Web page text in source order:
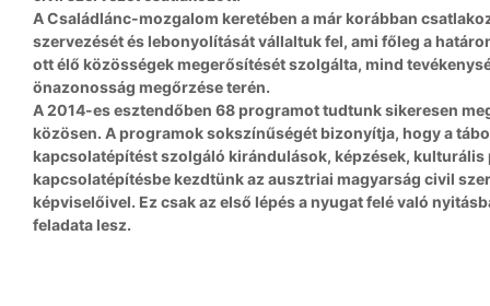
A Családlánc-mozgalom keretében a már korábban
szervezését és lebonyolítását vállaltuk fel, ami főleg a
ott élő közösségek megerősítését szolgálta, mind
önazonosság megőrzése terén.
A 2014-es esztendőben 68 programot tudtunk sikeresen
közösen. A programok sokszínűségét bizonyítja, hogy a
kapcsolatépítést szolgáló kirándulások, képzések,
kapcsolatépítésbe kezdtünk az ausztriai magyarság civil
képviselőivel. Ez csak az első lépés a nyugat felé való
feladata lesz.